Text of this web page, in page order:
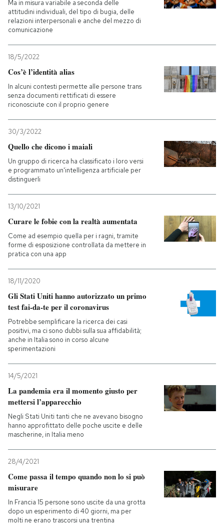
Ma in misura variabile a seconda delle
attitudini individuali, del tipo di bugia, delle
relazioni interpersonali e anche del mezzo di
comunicazione
18/5/2022
Cos’è l’identità alias
In alcuni contesti permette alle persone trans
senza documenti rettificati di essere
riconosciute con il proprio genere
30/3/2022
Quello che dicono i maiali
Un gruppo di ricerca ha classificato i loro versi
e programmato un'intelligenza artificiale per
distinguerli
13/10/2021
Curare le fobie con la realtà aumentata
Come ad esempio quella per i ragni, tramite
forme di esposizione controllata da mettere in
pratica con una app
18/11/2020
Gli Stati Uniti hanno autorizzato un primo
test fai-da-te per il coronavirus
Potrebbe semplificare la ricerca dei casi
positivi, ma ci sono dubbi sulla sua affidabilità;
anche in Italia sono in corso alcune
sperimentazioni
14/5/2021
La pandemia era il momento giusto per
mettersi l’apparecchio
Negli Stati Uniti tanti che ne avevano bisogno
hanno approfittato delle poche uscite e delle
mascherine, in Italia meno
28/4/2021
Come passa il tempo quando non lo si può
misurare
In Francia 15 persone sono uscite da una grotta
dopo un esperimento di 40 giorni, ma per
molti ne erano trascorsi una trentina